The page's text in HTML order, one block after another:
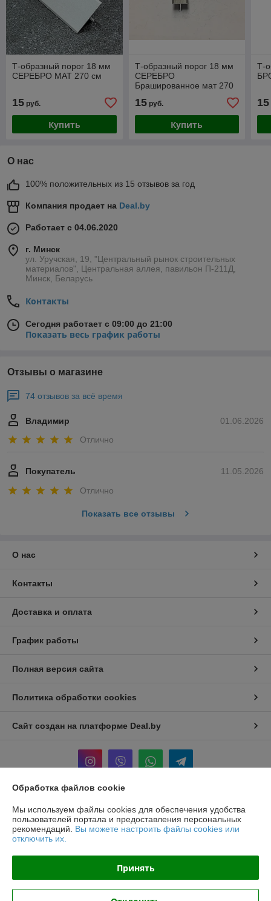
Т-образный порог 18 мм
СЕРЕБРО МАТ 270 см
15 руб.
Купить
Т-образный порог 18 мм
СЕРЕБРО
Брашированное мат 270
15руб.
Купить
Т-
15
О нас
100% положительных из 15 отзывов за год
Компания продает на Deal.by
Работает с 04.06.2020
г. Минск
ул. Уручская, 19, "Центральный рынок строительных
материалов", Центральная аллея, павильон П-211Д,
Минск, Беларусь
Контакты
Сегодня работает с 09:00 до 21:00
Показать весь график работы
Отзывы о магазине
74 отзывов за всё время
01.06.2026
Владимир
Отлично
11.05.2026
Покупатель
Отлично
Показать все отзывы
О нас
Контакты
Доставка и оплата
График работы
Полная версия сайта
Политика обработки cookies
Сайт создан на платформе Deal.by
Информация для покупателя
Юридическое лицо: ООО «БЕЛПРОФИЛЬ ГРУПП»
220040, Г. МИНСК, ПЕР. 3-Й МОЖАЙСКОГО, Д. 11, ПОМ. 107, 220040
Регистрационный орган: Минский горисполком
Обработка файлов cookie
Мы используем файлы cookies для обеспечения удобства
пользователей портала и предоставления персональных
рекомендаций. Вы можете настроить файлы cookies или
отключить их.
Принять